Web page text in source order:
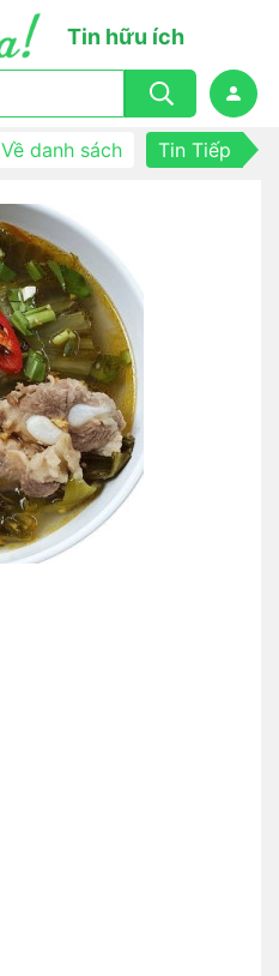
Tin hữu ích
Về danh sách Tin Tiếp